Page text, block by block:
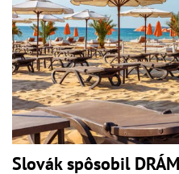
Slovák spôsobil